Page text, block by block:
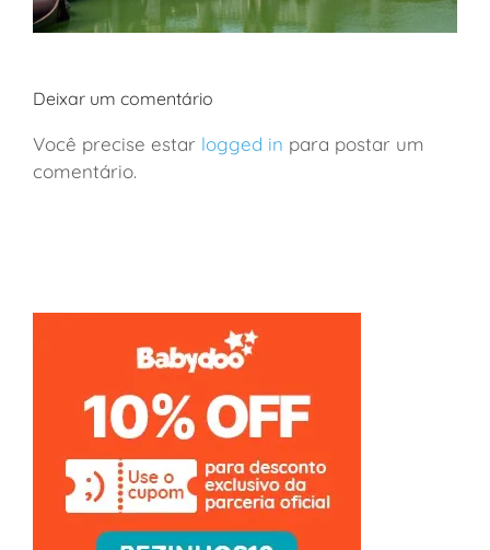
Deixar um comentário
Você precise estar logged in para postar um
comentário.